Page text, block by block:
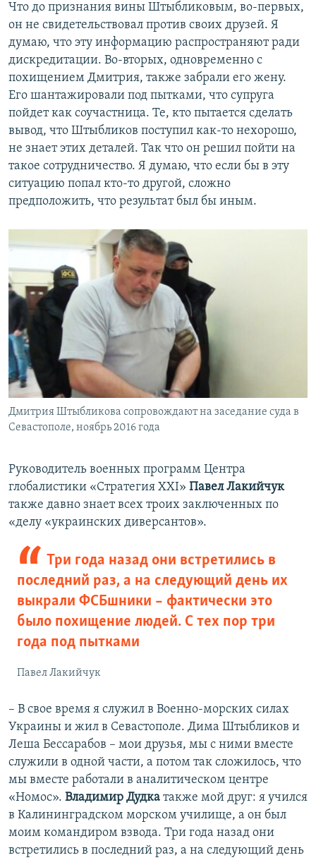
Что до признания вины Штыбликовым, во-первых,
он не свидетельствовал против своих друзей. Я
думаю, что эту информацию распространяют ради
дискредитации. Во-вторых, одновременно с
похищением Дмитрия, также забрали его жену.
Его шантажировали под пытками, что супруга
пойдет как соучастница. Те, кто пытается сделать
вывод, что Штыбликов поступил как-то нехорошо,
не знает этих деталей. Так что он решил пойти на
такое сотрудничество. Я думаю, что если бы в эту
ситуацию попал кто-то другой, сложно
предположить, что результат был бы иным.
Дмитрия Штыбликова сопровождают на заседание суда в
Севастополе, ноябрь 2016 года
Руководитель военных программ Центра
глобалистики «Стратегия ХХІ» Павел Лакийчук
также давно знает всех троих заключенных по
«делу «украинских диверсантов».
Три года назад они встретились в
последний раз, а на следующий день их
выкрали ФСБшники – фактически это
было похищение людей. С тех пор три
года под пытками
Павел Лакийчук
– В свое время я служил в Военно-морских силах
Украины и жил в Севастополе. Дима Штыбликов и
Леша Бессарабов – мои друзья, мы с ними вместе
служили в одной части, а потом так сложилось, что
мы вместе работали в аналитическом центре
«Номос». Владимир Дудка также мой друг: я учился
в Калининградском морском училище, а он был
моим командиром взвода. Три года назад они
встретились в последний раз, а на следующий день